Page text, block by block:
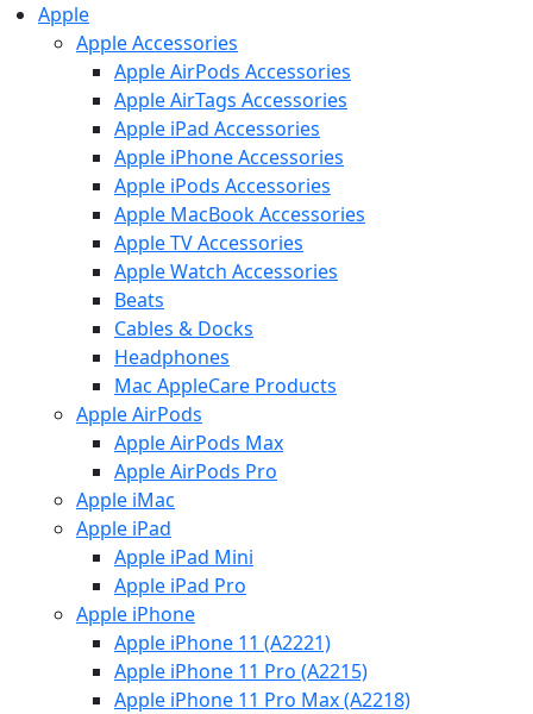
Apple
Apple Accessories
Apple AirPods Accessories
Apple AirTags Accessories
Apple iPad Accessories
Apple iPhone Accessories
Apple iPods Accessories
Apple MacBook Accessories
Apple TV Accessories
Apple Watch Accessories
Beats
Cables & Docks
Headphones
Mac AppleCare Products
Apple AirPods
Apple AirPods Max
Apple AirPods Pro
Apple iMac
Apple iPad
Apple iPad Mini
Apple iPad Pro
Apple iPhone
Apple iPhone 11 (A2221)
Apple iPhone 11 Pro (A2215)
Apple iPhone 11 Pro Max (A2218)